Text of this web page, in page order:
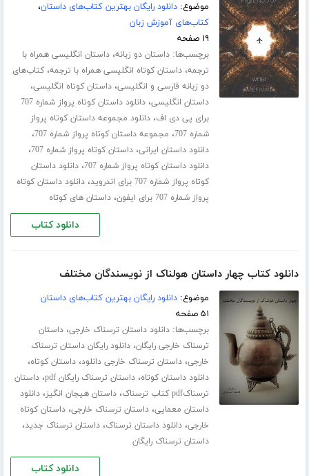
موضوع:دانلود رایگان بهترین کتاب‌های داستان،
کتاب‌های آموزش زبان
۱۹ صفحه
برچسب‌ها:داستان دو زبانه،داستان انگلیسی همراه با
ترجمه،داستان کوتاه انگلیسی همراه با ترجمه،کتاب‌های
دو زبانه فارسی و انگلیسی،داستان کوتاه انگلیسی،
داستان انگلیسی،
دانلود داستان کوتاه پرواز شماره 707
برای پی دی اف،دانلود مجموعه داستان کوتاه پرواز
شماره 707
، مجموعه داستان کوتاه پرواز شماره 707 ،
دانلود داستان ایرانی،داستان کوتاه پرواز شماره 707 ،
دانلود داستان کوتاه پرواز شماره 707 ،دانلود داستان
کوتاه پرواز شماره 707 برای اندروید
،دانلود داستان کوتاه
پرواز شماره 707 برای ایفون
،داستان های کوتاه
دانلود کتاب
دانلود کتاب چهار داستان هولناک از نویسندگان مختلف
موضوع:دانلود رایگان بهترین کتاب‌های داستان
۵۱ صفحه
برچسب‌ها:دانلود داستان ترسناک خارجی،داستان
ترسناک خارجی رایگان،دانلود رایگان داستان ترسناک
خارجی،داستان ترسناک خارجی دانلود،داستان کوتاه،
دانلود داستان کوتاه،داستان ترسناک رایگان pdf ،داستان
ترسناکpdf کتاب ترسناک
،داستان هیجان انگیز،دانلود
داستان معمایی،داستان ترسناک خارجی،داستان کوتاه
خارجی،دانلود داستان ترسناک،داستان ترسناک جدید،
داستان ترسناک رایگان
دانلود کتاب